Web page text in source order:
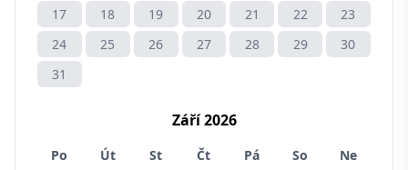
17
18 19 20 21 22
23
24
25 26 27 28 29
30
31
Září 2026
Po Út St Čt Pá So
Ne